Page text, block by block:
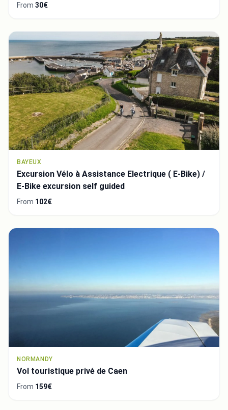
From 30€
BAYEUX
Excursion Vélo à Assistance Electrique ( E-Bike) /
E-Bike excursion self guided
From 102€
NORMANDY
Vol touristique privé de Caen
From 159€